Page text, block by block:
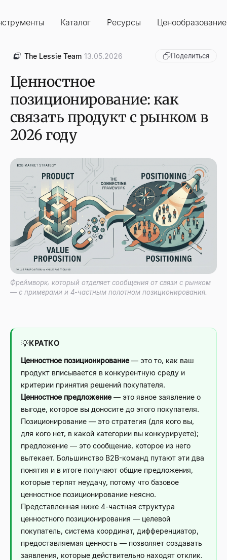
Каталог Ресурсы Ценообразование
The Lessie Team 13.05.2026 Поделиться
Ценностное
позиционирование: как
связать продукт с рынком в
2026 году
Фреймворк, который отделяет сообщения от связи с рынком
— с примерами и 4-частным полотном позиционирования.
💡КРАТКО
Ценностное позиционирование— это то, как ваш
продукт вписывается в конкурентную среду и
критерии принятия решений покупателя.
Ценностное предложение— это явное заявление о
выгоде, которое вы доносите до этого покупателя.
Позиционирование — это стратегия (для кого вы,
для кого нет, в какой категории вы конкурируете);
предложение — это сообщение, которое из него
вытекает. Большинство B2B-команд путают эти два
понятия и в итоге получают общие предложения,
которые терпят неудачу, потому что базовое
ценностное позиционирование неясно.
Представленная ниже 4-частная структура
ценностного позиционирования — целевой
покупатель, система координат, дифференциатор,
предоставляемая ценность — позволяет создавать
заявления, которые действительно находят отклик.